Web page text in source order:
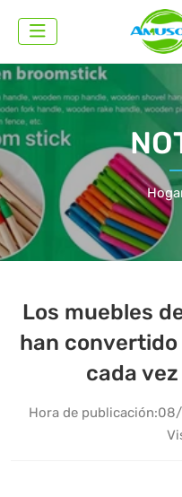
Los muebles
han
cada
Hora de publicación: